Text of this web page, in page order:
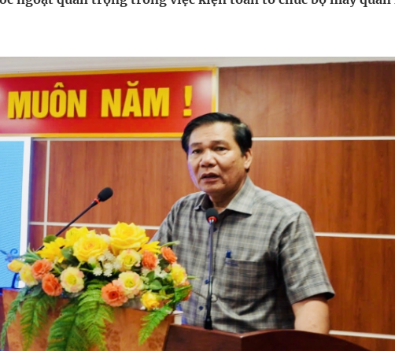
Đông Máu Của Các Loài Nhân Sâm (Panax Spp.): Tổng
viện toàn quốc
nóng, nhiệt độ cao nhất 35 độ
định kỳ, khám sàng lọc cho người dân